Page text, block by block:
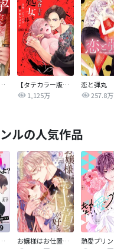
【白黒タテ版】孕むまで乱れいけ～身代わり花嫁と軍服の猛愛
【タテカラー版】漣蒼士に処女を捧ぐ～さあ、じっくり愛でましょうか
1,125万
恋と弾丸
257.8万
ルの人気作品
パパ、浮気してるよ？娘と二人でクズ夫を捨てます【分冊版】
お嬢様はお仕置きが好き